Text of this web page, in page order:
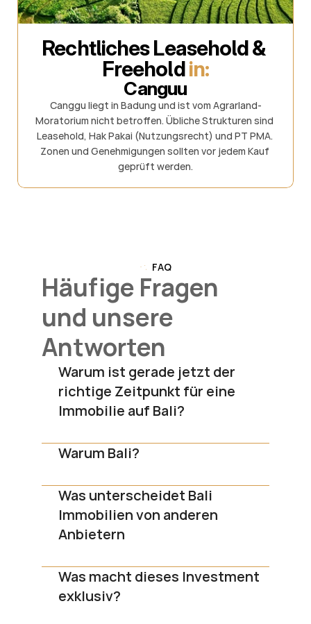
Rechtliches Leasehold &
Freehold in:
Canguu
Canggu liegt in Badung und ist vom Agrarland-
Moratorium nicht betroffen. Übliche Strukturen sind
Leasehold, Hak Pakai (Nutzungsrecht) und PT PMA.
Zonen und Genehmigungen sollten vor jedem Kauf
geprüft werden.
FAQ
Häufige Fragen
und unsere
Antworten
Warum ist gerade jetzt der
richtige Zeitpunkt für eine
Immobilie auf Bali?
Warum Bali?
Was unterscheidet Bali
Immobilien von anderen
Anbietern
Was macht dieses Investment
exklusiv?